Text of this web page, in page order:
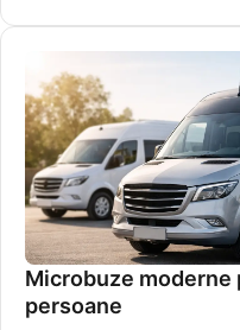
Microbuze
persoane